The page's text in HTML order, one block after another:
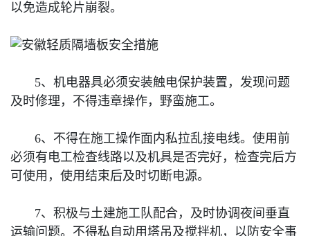
以免造成轮片崩裂。
5、机电器具必须安装触电保护装置，发现问题
及时修理，不得违章操作，野蛮施工。
6、不得在施工操作面内私拉乱接电线。使用前
必须有电工检查线路以及机具是否完好，检查完后方
可使用，使用结束后及时切断电源。
7、积极与土建施工队配合，及时协调夜间垂直
运输问题。不得私自动用塔吊及搅拌机，以防安全事